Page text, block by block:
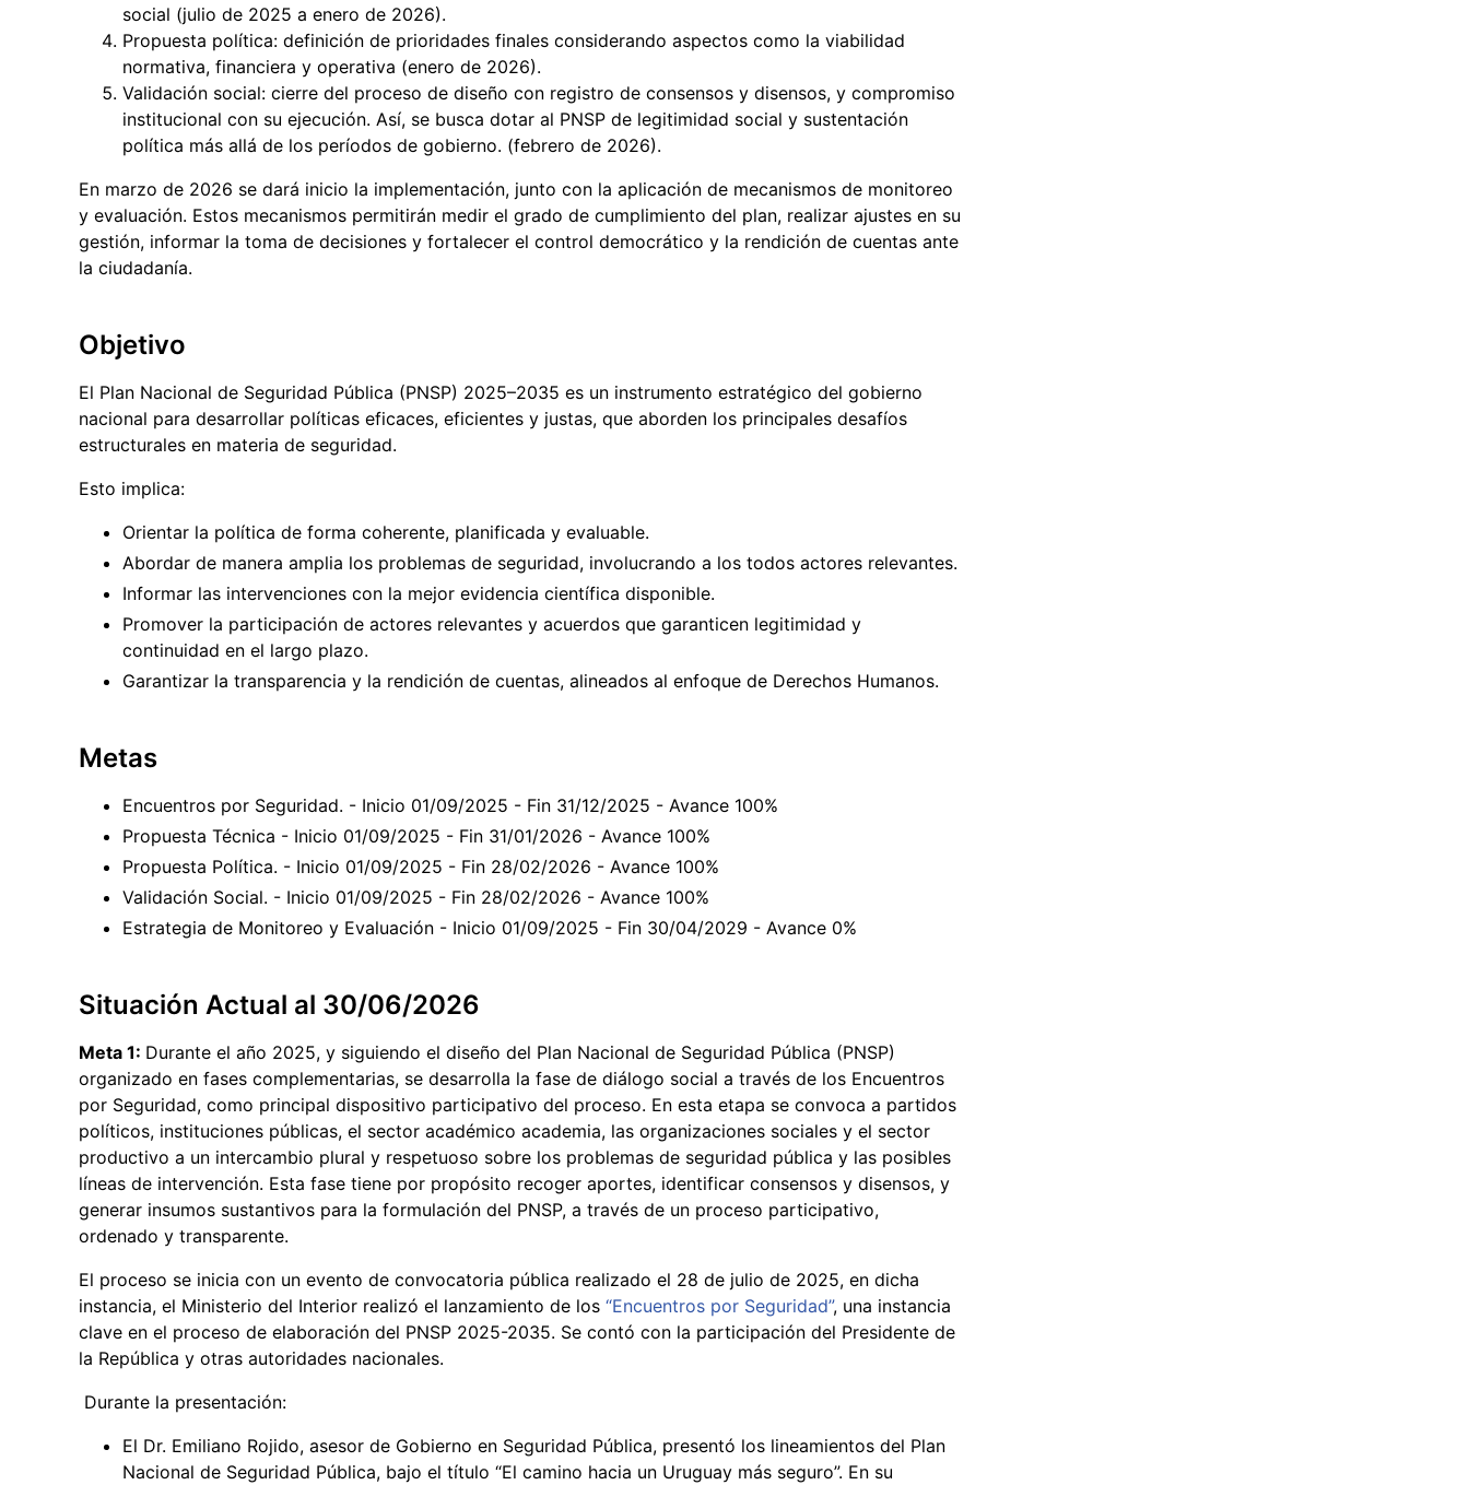
social (julio de 2025 a enero de 2026).
Propuesta política: definición de prioridades finales considerando aspectos como la viabilidad
normativa, financiera y operativa (enero de 2026).
Validación social: cierre del proceso de diseño con registro de consensos y disensos, y compromiso
institucional con su ejecución. Así, se busca dotar al PNSP de legitimidad social y sustentación
política más allá de los períodos de gobierno. (febrero de 2026).
En marzo de 2026 se dará inicio la implementación, junto con la aplicación de mecanismos de monitoreo
y evaluación. Estos mecanismos permitirán medir el grado de cumplimiento del plan, realizar ajustes en su
gestión, informar la toma de decisiones y fortalecer el control democrático y la rendición de cuentas ante
la ciudadanía.
Objetivo
El Plan Nacional de Seguridad Pública (PNSP) 2025–2035 es un instrumento estratégico del gobierno
nacional para desarrollar políticas eficaces, eficientes y justas, que aborden los principales desafíos
estructurales en materia de seguridad.
Esto implica:
Orientar la política de forma coherente, planificada y evaluable.
Abordar de manera amplia los problemas de seguridad, involucrando a los todos actores relevantes.
Informar las intervenciones con la mejor evidencia científica disponible.
Promover la participación de actores relevantes y acuerdos que garanticen legitimidad y
continuidad en el largo plazo.
Garantizar la transparencia y la rendición de cuentas, alineados al enfoque de Derechos Humanos.
Metas
Encuentros por Seguridad. - Inicio 01/09/2025 - Fin 31/12/2025 - Avance 100%
Propuesta Técnica - Inicio 01/09/2025 - Fin 31/01/2026 - Avance 100%
Propuesta Política. - Inicio 01/09/2025 - Fin 28/02/2026 - Avance 100%
Validación Social. - Inicio 01/09/2025 - Fin 28/02/2026 - Avance 100%
Estrategia de Monitoreo y Evaluación - Inicio 01/09/2025 - Fin 30/04/2029 - Avance 0%
Situación Actual al 30/06/2026
Meta 1: Durante el año 2025, y siguiendo el diseño del Plan Nacional de Seguridad Pública (PNSP)
organizado en fases complementarias, se desarrolla la fase de diálogo social a través de los Encuentros
por Seguridad, como principal dispositivo participativo del proceso. En esta etapa se convoca a partidos
políticos, instituciones públicas, el sector académico academia, las organizaciones sociales y el sector
productivo a un intercambio plural y respetuoso sobre los problemas de seguridad pública y las posibles
líneas de intervención. Esta fase tiene por propósito recoger aportes, identificar consensos y disensos, y
generar insumos sustantivos para la formulación del PNSP, a través de un proceso participativo,
ordenado y transparente.
El proceso se inicia con un evento de convocatoria pública realizado el 28 de julio de 2025, en dicha
instancia, el Ministerio del Interior realizó el lanzamiento de los “Encuentros por Seguridad”, una instancia
clave en el proceso de elaboración del PNSP 2025-2035. Se contó con la participación del Presidente de
la República y otras autoridades nacionales.
Durante la presentación:
El Dr. Emiliano Rojido, asesor de Gobierno en Seguridad Pública, presentó los lineamientos del Plan
Nacional de Seguridad Pública, bajo el título “El camino hacia un Uruguay más seguro”. En su